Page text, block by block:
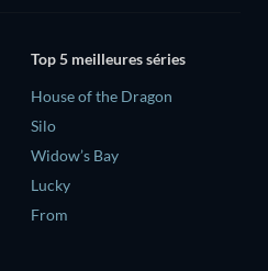
Top 5 meilleures séries
House of the Dragon
Silo
Widow’s Bay
Lucky
From